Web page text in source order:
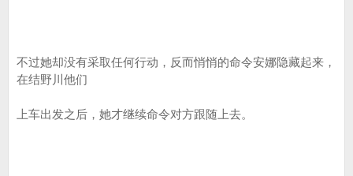
不过她却没有采取任何行动，反而悄悄的命令安娜隐藏起来，
在结野川他们
上车出发之后，她才继续命令对方跟随上去。